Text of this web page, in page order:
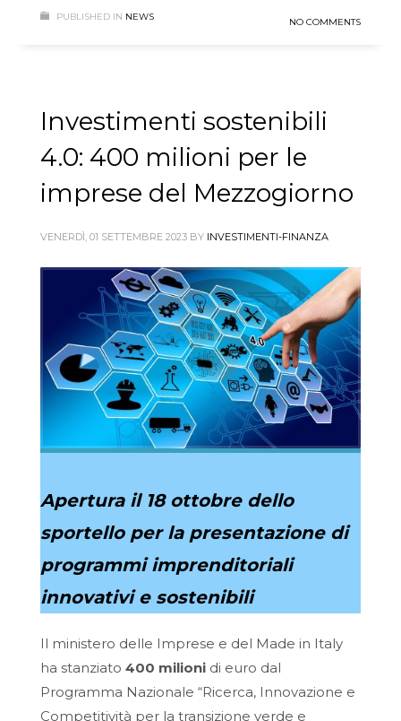
PUBLISHED IN NEWS NO COMMENTS
Investimenti sostenibili
4.0: 400 milioni per le
imprese del Mezzogiorno
VENERDÌ, 01 SETTEMBRE 2023 BY INVESTIMENTI-FINANZA
Apertura il 18 ottobre dello
sportello per la presentazione di
programmi imprenditoriali
innovativi e sostenibili
Il ministero delle Imprese e del Made in Italy
ha stanziato 400 milioni di euro dal
Programma Nazionale “Ricerca, Innovazione e
Competitività per la transizione verde e